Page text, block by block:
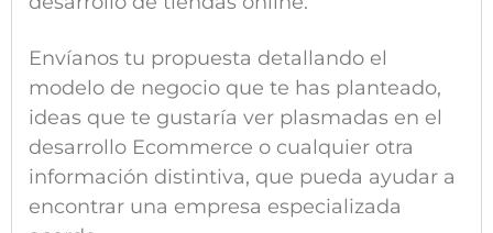
Envíanos tu propuesta detallando el
modelo de negocio que te has planteado,
ideas que te gustaría ver plasmadas en el
desarrollo Ecommerce o cualquier otra
información distintiva, que pueda ayudar a
encontrar una empresa especializada